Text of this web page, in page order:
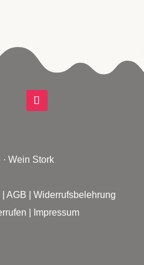
Wein Stork
|AGB |Widerrufsbelehrung
Impressum